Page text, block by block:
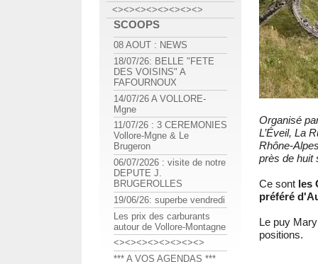
Organisé
L’Éveil, La
Rhône-
près de huit
Ce sont les
préféré
Le puy
positions.
<><><><><><><><>
SCOOPS
08 AOUT : NEWS
18/07/26: BELLE "FETE
DES VOISINS" A
FAFOURNOUX
14/07/26 A VOLLORE-
Mgne
11/07/26 : 3 CEREMONIES
Vollore-Mgne & Le
Brugeron
06/07/2026 : visite de notre
DEPUTE J.
BRUGEROLLES
19/06/26: superbe vendredi
Les prix des carburants
autour de Vollore-Montagne
<><><><><><><><>
*** A VOS AGENDAS ***